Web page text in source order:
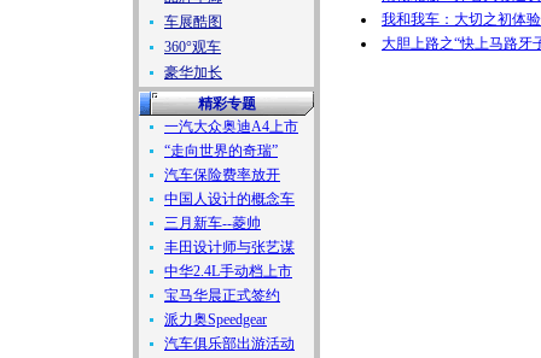
车展酷图
360°观车
豪华加长
精彩专题
一汽大众奥迪A4上市
“走向世界的奇瑞”
汽车保险费率放开
中国人设计的概念车
三月新车--菱帅
丰田设计师与张艺谋
中华2.4L手动档上市
宝马华晨正式签约
派力奥Speedgear
汽车俱乐部出游活动
我和我车：大切之初体
大胆上路之“快上马路牙